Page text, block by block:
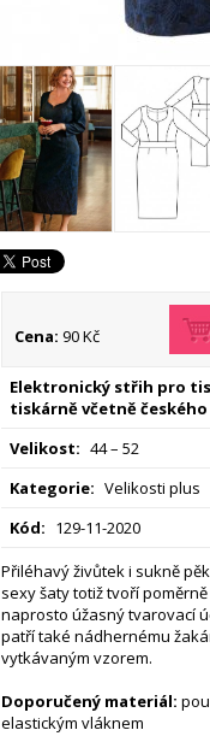
Cena: 90 Kč
Elektronický střih pro
tiskárně včetně českého
Velikost: 44 – 52
Kategorie: Velikosti plus
Kód: 129-11-2020
Přiléhavý živůtek i sukně
sexy šaty totiž tvoří
naprosto úžasný tvarovací
patří také nádhernému
vytkávaným vzorem.
Doporučený materiál:
elastickým vláknem